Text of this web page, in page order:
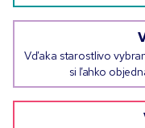
Vďaka starostlivo
si ľahko